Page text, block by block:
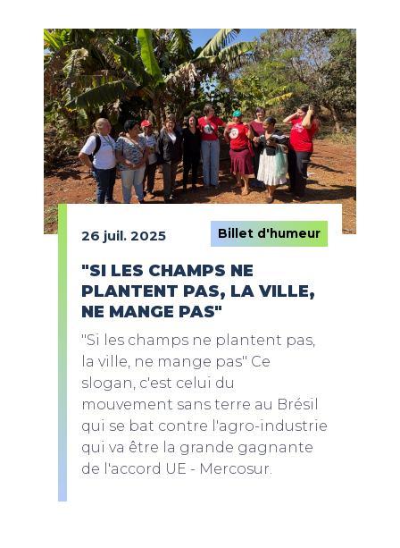
26 juil. 2025 Billet d'humeur
"SI LES CHAMPS NE
PLANTENT PAS, LA VILLE,
NE MANGE PAS"
"Si les champs ne plantent pas,
la ville, ne mange pas" Ce
slogan, c'est celui du
mouvement sans terre au Brésil
qui se bat contre l'agro-industrie
qui va être la grande gagnante
de l'accord UE - Mercosur.